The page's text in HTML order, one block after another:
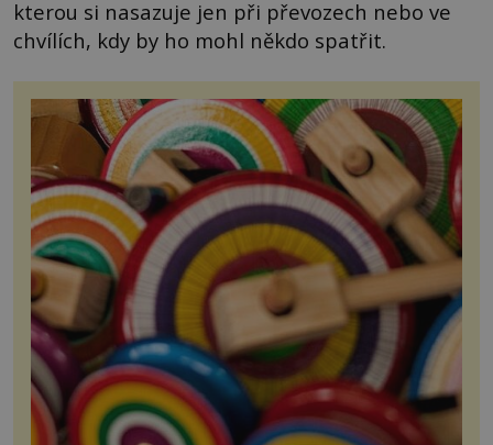
kterou si nasazuje jen při převozech nebo ve
chvílích, kdy by ho mohl někdo spatřit.